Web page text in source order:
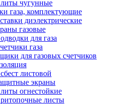
чугунные
газа, комплектующие
диэлектрические
газовые
для газа
газа
для газовых счетчиков
листовой
экраны
огнестойкие
листы